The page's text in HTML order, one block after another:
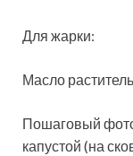
Для жарки:
Масло
Пошаговый
капустой (на